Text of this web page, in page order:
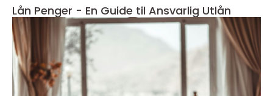
Lån Penger - En Guide til Ansvarlig Utlån